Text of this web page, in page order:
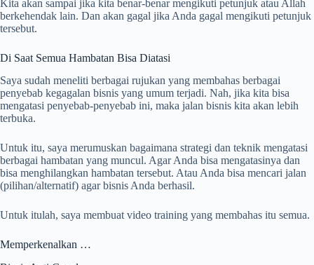
Kita akan sampai jika kita benar-benar mengikuti petunjuk atau Allah
berkehendak lain. Dan akan gagal jika Anda gagal mengikuti petunjuk
tersebut.
Di Saat Semua Hambatan Bisa Diatasi
Saya sudah meneliti berbagai rujukan yang membahas berbagai
penyebab kegagalan bisnis yang umum terjadi. Nah, jika kita bisa
mengatasi penyebab-penyebab ini, maka jalan bisnis kita akan lebih
terbuka.
Untuk itu, saya merumuskan bagaimana strategi dan teknik mengatasi
berbagai hambatan yang muncul. Agar Anda bisa mengatasinya dan
bisa menghilangkan hambatan tersebut. Atau Anda bisa mencari jalan
(pilihan/alternatif) agar bisnis Anda berhasil.
Untuk itulah, saya membuat video training yang membahas itu semua.
Memperkenalkan …